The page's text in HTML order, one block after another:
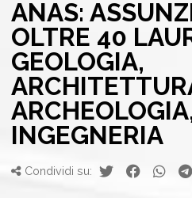
ANAS:
OLTRE 40
GEOLOGIA,
INGEGNERIA
Condividi su: